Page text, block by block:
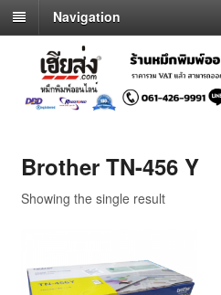
Navigation
Brother TN-456 Y
Showing the single result